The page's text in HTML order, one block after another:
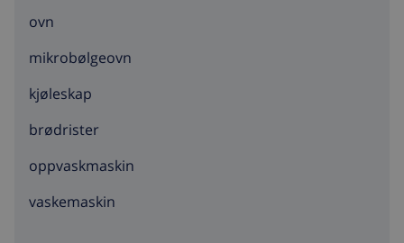
ovn
mikrobølgeovn
kjøleskap
brødrister
oppvaskmaskin
vaskemaskin